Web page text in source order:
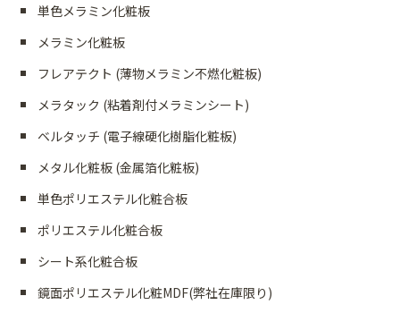
単色メラミン化粧板
メラミン化粧板
フレアテクト (薄物メラミン不燃化粧板)
メラタック (粘着剤付メラミンシート)
ベルタッチ (電子線硬化樹脂化粧板)
メタル化粧板 (金属箔化粧板)
単色ポリエステル化粧合板
ポリエステル化粧合板
シート系化粧合板
鏡面ポリエステル化粧MDF(弊社在庫限り)